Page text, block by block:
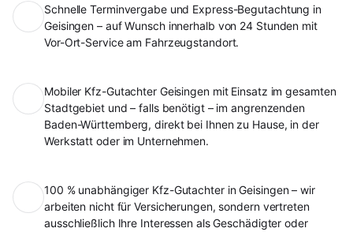
Schnelle Terminvergabe und Express-Begutachtung in
Geisingen – auf Wunsch innerhalb von 24 Stunden mit
Vor-Ort-Service am Fahrzeugstandort.
Mobiler Kfz-Gutachter Geisingen mit Einsatz im gesamten
Stadtgebiet und – falls benötigt – im angrenzenden
Baden-Württemberg, direkt bei Ihnen zu Hause, in der
Werkstatt oder im Unternehmen.
100 % unabhängiger Kfz-Gutachter in Geisingen – wir
arbeiten nicht für Versicherungen, sondern vertreten
ausschließlich Ihre Interessen als Geschädigter oder